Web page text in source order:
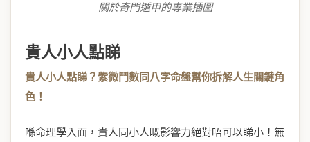
關於奇門遁甲的專業插圖
貴人小人點睇
貴人小人點睇？紫微鬥數同八字命盤幫你拆解人生關鍵角
色！
喺命理學入面，貴人同小人嘅影響力絕對唔可以睇小！無